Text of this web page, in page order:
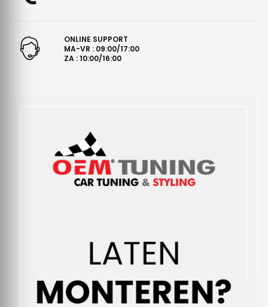
ONLINE SUPPORT
MA-VR : 09:00/17:00
ZA : 10:00/16:00